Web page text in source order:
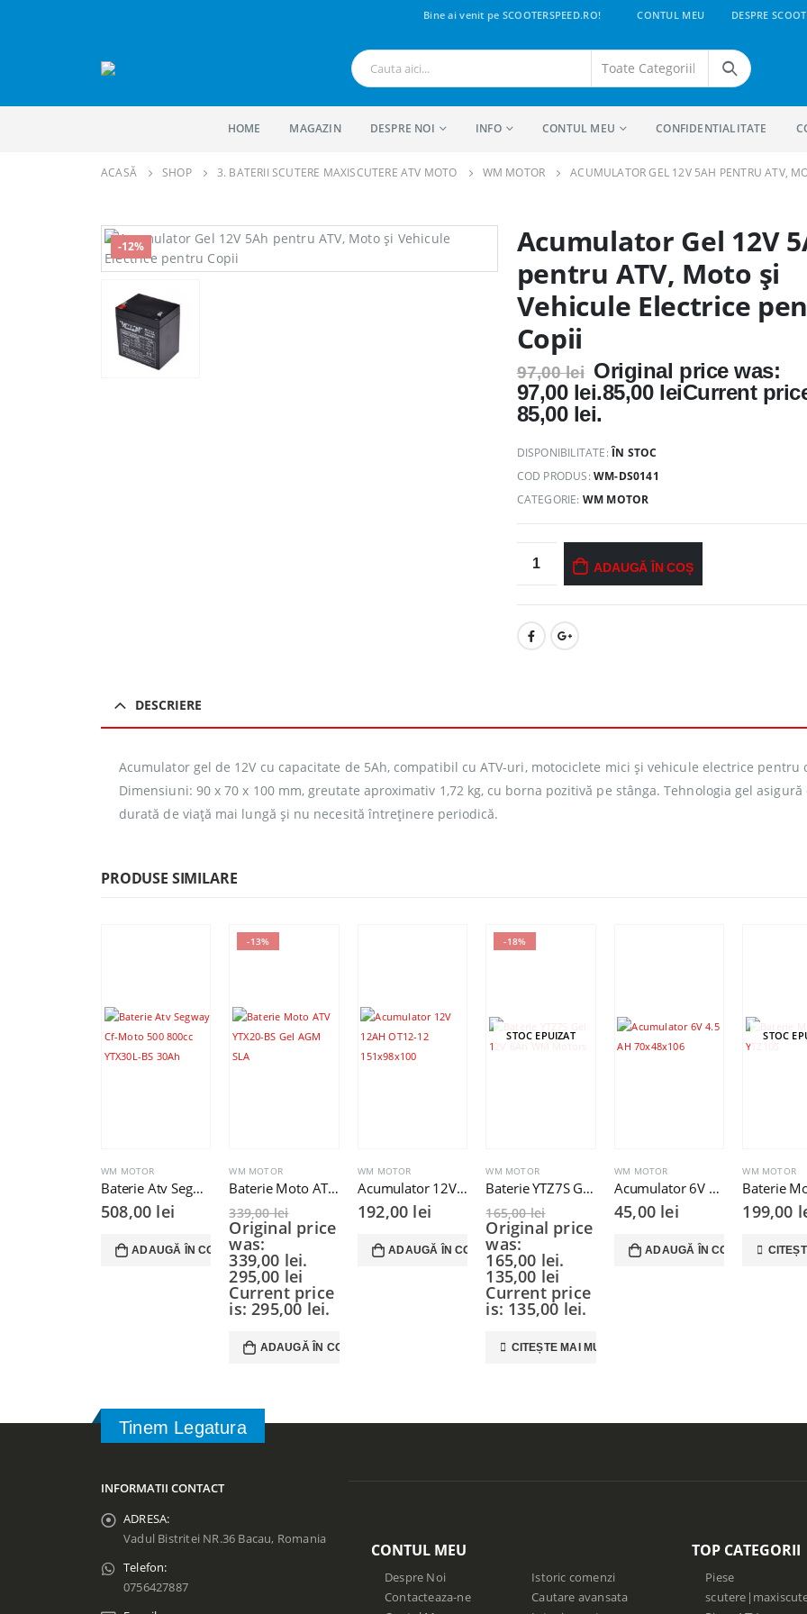
Bine ai venit pe SCOOTERSPEED.RO! CONTUL MEU DESPRE
HOME MAGAZIN DESPRE NOI INFO CONTUL MEU CONFIDENTIALITATE
ACASĂ SHOP 3. BATERII SCUTERE MAXISCUTERE ATV MOTO WM MOTOR ACUMULATOR GEL 12V 5AH PENTRU ATV,
-12%
Acumulator Gel 12V
pentru ATV, Moto și
Vehicule Electrice
Copii
97,00lei Original price was:
97,00 lei.85,00 leiCurrent
85,00 lei.
DISPONIBILITATE:ÎN STOC
COD PRODUS:WM-DS0141
CATEGORIE: WM MOTOR
ADAUGĂ ÎN COȘ
DESCRIERE
Acumulator gel de 12V cu capacitate de 5Ah, compatibil cu ATV-uri, motociclete mici și vehicule electrice pentru
Dimensiuni: 90 x 70 x 100 mm, greutate aproximativ 1,72 kg, cu borna pozitivă pe stânga. Tehnologia gel asigură
durată de viață mai lungă și nu necesită întreținere periodică.
PRODUSE SIMILARE
WM MOTOR
Baterie Atv Segway Cf-Moto 500 800cc YTX30L-BS 30Ah
508,00 lei
ADAUGĂ ÎN COȘ
-13%
WM MOTOR
Baterie Moto ATV YTX20-BS Gel AGM SLA
339,00lei
Original price
was:
339,00 lei.
295,00 lei
Current price
is: 295,00 lei.
ADAUGĂ ÎN COȘ
WM MOTOR
Acumulator 12V 12AH OT12-12 151x98x100
192,00 lei
ADAUGĂ ÎN COȘ
-18%
STOC EPUIZAT
WM MOTOR
Baterie YTZ7S Gel 12V 6Ah WM Motors
165,00lei
Original price
was:
165,00 lei.
135,00 lei
Current price
is: 135,00 lei.
CITEȘTE MAI MULT
WM MOTOR
Acumulator 6V 4.5 AH 70x48x106
45,00 lei
ADAUGĂ ÎN COȘ
STOC
WM MOTOR
199,00
Tinem Legatura
INFORMATII CONTACT
ADRESA:
Vadul Bistritei NR.36 Bacau, Romania
Telefon:
0756427887
CONTUL MEU
Despre Noi
Contacteaza-ne
Istoric comenzi
Cautare avansata
TOP CATEGORII
Piese